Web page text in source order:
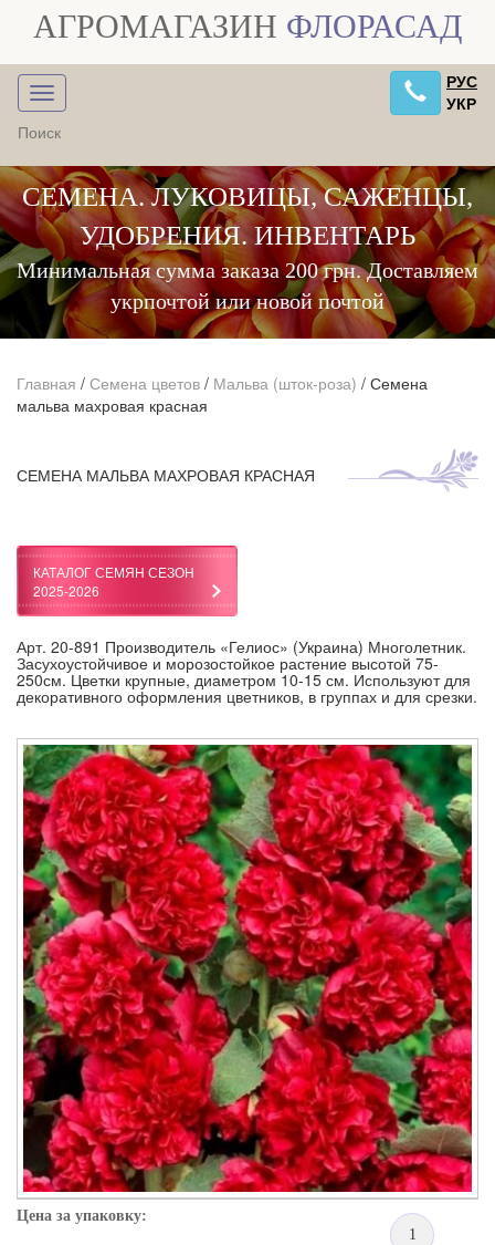
АГРОМАГАЗИН ФЛОРАСАД
РУС
УКР
СЕМЕНА. ЛУКОВИЦЫ, САЖЕНЦЫ,
УДОБРЕНИЯ. ИНВЕНТАРЬ
Минимальная сумма заказа 200 грн. Доставляем
укрпочтой или новой почтой
Главная / Семена цветов / Мальва (шток-роза) / Семена
мальва махровая красная
СЕМЕНА МАЛЬВА МАХРОВАЯ КРАСНАЯ
КАТАЛОГ СЕМЯН СЕЗОН
2025-2026
Арт. 20-891 Производитель «Гелиос» (Украина) Многолетник.
Засухоустойчивое и морозостойкое растение высотой 75-
250см. Цветки крупные, диаметром 10-15 см. Используют для
декоративного оформления цветников, в группах и для срезки.
Цена за упаковку:
1